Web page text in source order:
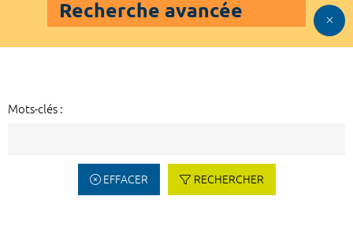
Recherche avancée
Mots-clés :
EFFACER RECHERCHER